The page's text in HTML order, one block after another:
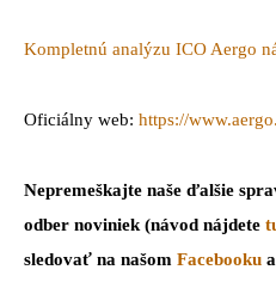
Kompletnú analýzu ICO Aergo
Oficiálny web: https://
Nepremeškajte naše ďalšie
odber noviniek (návod nájdete
sledovať na našom Facebooku a